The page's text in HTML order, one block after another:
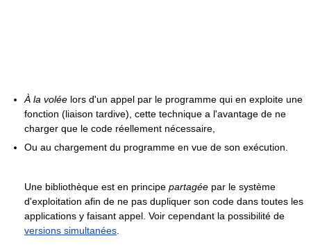
À la volée lors d'un appel par le programme qui en exploite une
fonction (liaison tardive), cette technique a l'avantage de ne
charger que le code réellement nécessaire,
Ou au chargement du programme en vue de son exécution.
Une bibliothèque est en principe partagée par le système
d'exploitation afin de ne pas dupliquer son code dans toutes les
applications y faisant appel. Voir cependant la possibilité de
versions simultanées